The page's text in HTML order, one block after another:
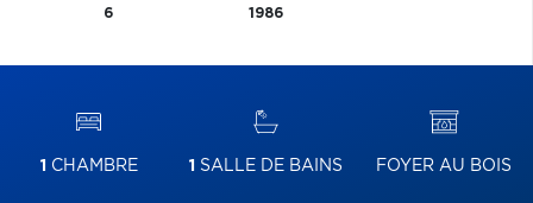
6
1986
1 CHAMBRE 1 SALLE DE BAINS FOYER AU BOIS